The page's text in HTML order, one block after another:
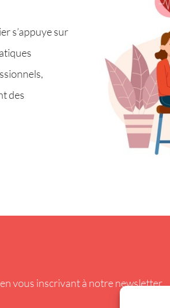
s’appuye sur
des
vous inscrivant à notre newsletter.